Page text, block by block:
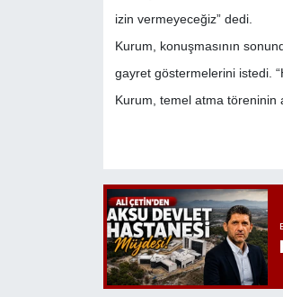
izin vermeyeceğiz” dedi.
Kurum, konuşmasının
gayret göstermelerini istedi.
Kurum, temel atma töreninin